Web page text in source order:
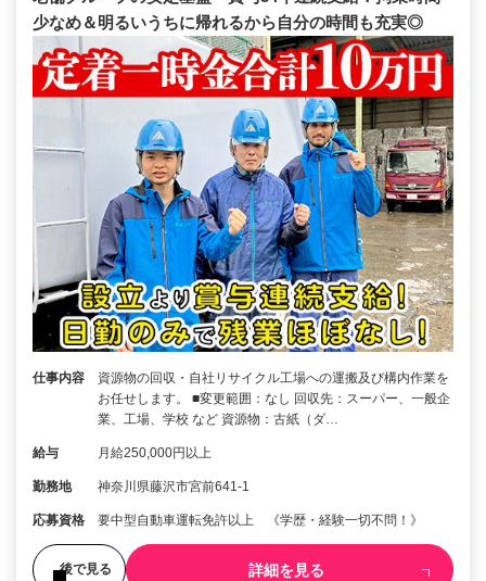
少なめ＆明るいうちに帰れるから自分の時間も充実◎
仕事内容
資源物の回収・自社リサイクル工場への運搬及び構内作業を
お任せします。 ■変更範囲：なし 回収先：スーパー、一般企
業、工場、学校 など 資源物：古紙（ダ…
給与 月給250,000円以上
勤務地 神奈川県藤沢市宮前641-1
応募資格 要中型自動車運転免許以上 《学歴・経験一切不問！》
後で見る 詳細を見る